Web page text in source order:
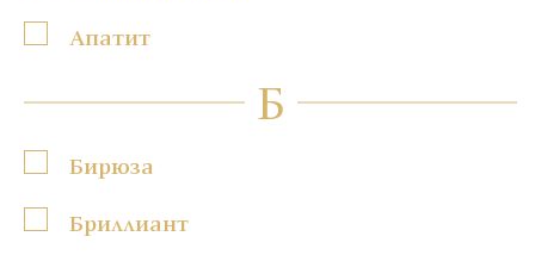
Апатит
Б
Бирюза
Бриллиант